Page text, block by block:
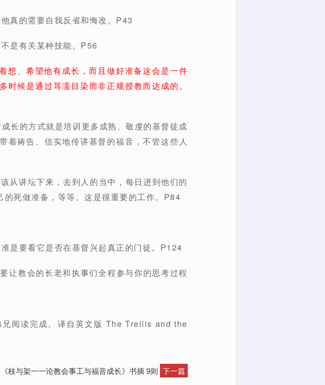
真的需要自我反省和悔改。P43
是有关某种技能。P56
想、希望他有成长，而且做好准备这会是一件
候是通过耳濡目染而非正规授教而达成的。
长的方式就是培训更多成熟、敬虔的基督徒成
祷告、信实地传讲基督的福音，不管这些人
从讲坛下来，去到人的当中，每日进到他们的
死做准备，等等。这是很重要的工作。P84
是要看它是否在基督兴起真正的门徒。P124
让教会的长老和执事们全程参与你的思考过程
阅读完成。译自英文版 The Trellis and the
枝与架一一论教会事工与福音成长》书摘 9则 下一篇